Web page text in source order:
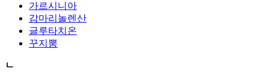
가르시니아
감마리놀렌산
글루타치온
꾸지뽕
ㄴ